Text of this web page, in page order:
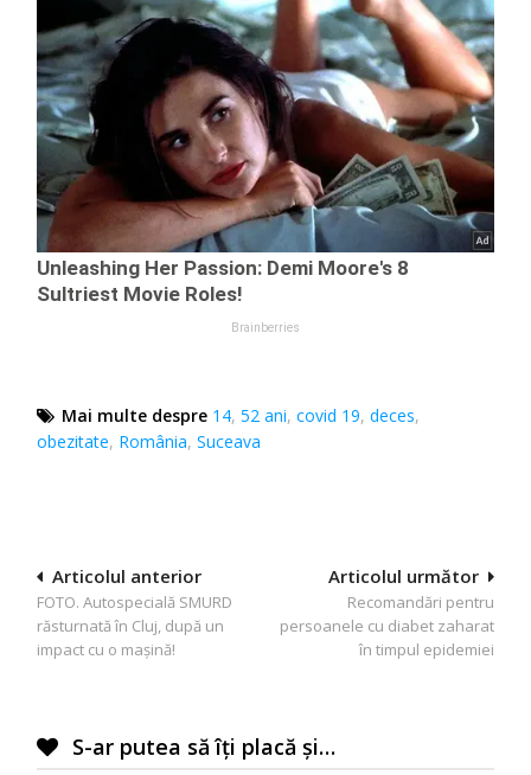
Mai multe despre 14,52 ani,covid 19,deces,
obezitate, România,Suceava
Navigare
în
articole
Articolul următor
Recomandări pentru
persoanele cu diabet zaharat
în timpul epidemiei
Articolul anterior
FOTO. Autospecială SMURD
răsturnată în Cluj, după un
impact cu o maşină!
S-ar putea să îți placă și…